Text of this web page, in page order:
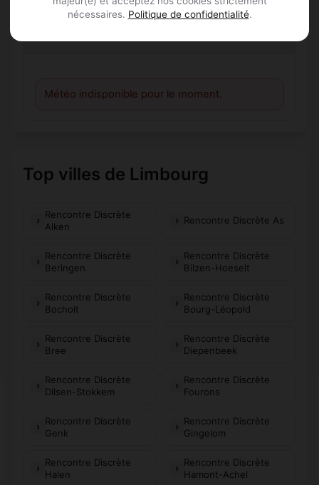
nécessaires. Politique de confidentialité.
Météo indisponible pour le moment.
Top villes de Limbourg
Rencontre Discrète
Alken
Rencontre Discrète As
Rencontre Discrète
Beringen
Rencontre Discrète
Bilzen-Hoeselt
Rencontre Discrète
Bocholt
Rencontre Discrète
Bourg-Léopold
Rencontre Discrète
Bree
Rencontre Discrète
Diepenbeek
Rencontre Discrète
Dilsen-Stokkem
Rencontre Discrète
Fourons
Rencontre Discrète
Genk
Rencontre Discrète
Gingelom
Rencontre Discrète
Halen
Rencontre Discrète
Hamont-Achel